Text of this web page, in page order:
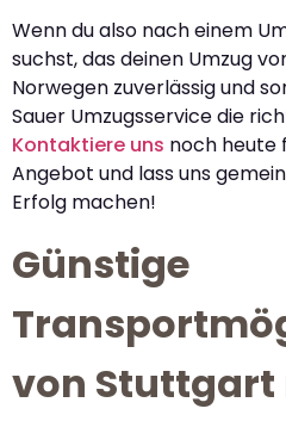
Wenn du also nach einem
suchst, das deinen Umzug
Norwegen zuverlässig und
Sauer Umzugsservice die
Kontaktiere uns noch heute
Angebot und lass uns
Erfolg machen!
Günstige
von Stuttgart